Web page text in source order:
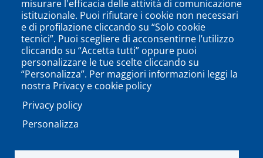
SEGUICI SU
PODCAST
misurare l'efficacia delle attività di comunicazione
istituzionale. Puoi rifiutare i cookie non necessari
e di profilazione cliccando su “Solo cookie
tecnici”. Puoi scegliere di acconsentirne l’utilizzo
cliccando su “Accetta tutti” oppure puoi
personalizzare le tue scelte cliccando su
“Personalizza”. Per maggiori informazioni leggi la
nostra Privacy e cookie policy
Privacy policy
Personalizza